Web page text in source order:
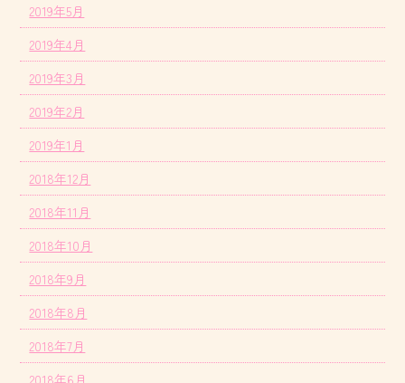
2019年5月
2019年4月
2019年3月
2019年2月
2019年1月
2018年12月
2018年11月
2018年10月
2018年9月
2018年8月
2018年7月
2018年6月